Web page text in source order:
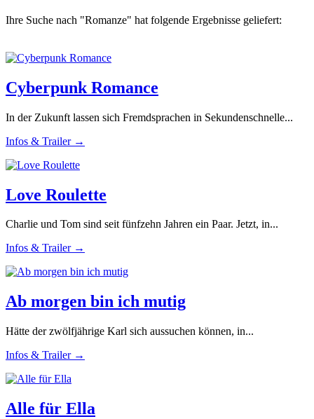
Ihre Suche nach "Romanze" hat folgende Ergebnisse geliefert:
Cyberpunk Romance
In der Zukunft lassen sich Fremdsprachen in Sekundenschnelle...
Infos & Trailer →
Love Roulette
Charlie und Tom sind seit fünfzehn Jahren ein Paar. Jetzt, in...
Infos & Trailer →
Ab morgen bin ich mutig
Hätte der zwölfjährige Karl sich aussuchen können, in...
Infos & Trailer →
Alle für Ella